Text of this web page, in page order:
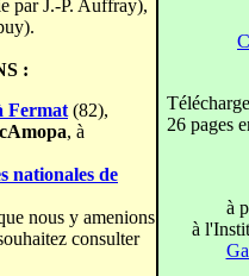
par J.-P. Auffray),
:
Fermat (82),
, à
nationales de
nous y amenions
consulter
26 pages
à
à